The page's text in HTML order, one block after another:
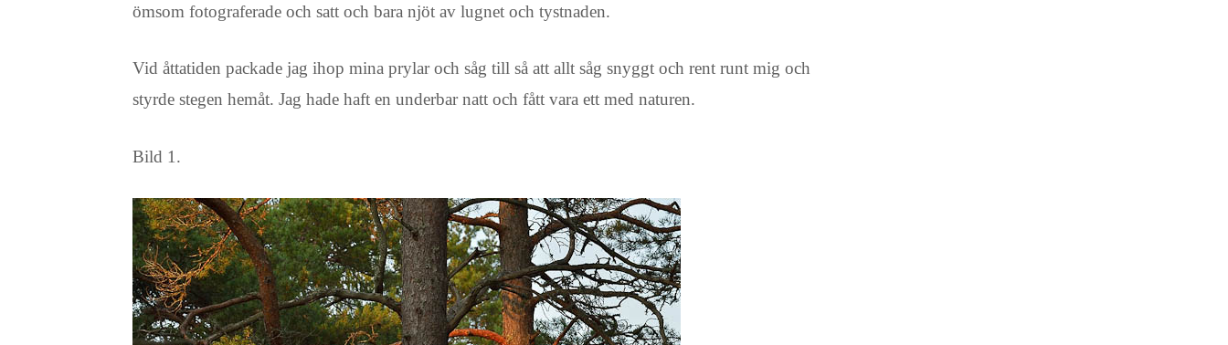
ömsom fotograferade och satt och bara njöt av lugnet och tystnaden.
Vid åttatiden packade jag ihop mina prylar och såg till så att allt såg snyggt och rent runt mig och
styrde stegen hemåt. Jag hade haft en underbar natt och fått vara ett med naturen.
Bild 1.